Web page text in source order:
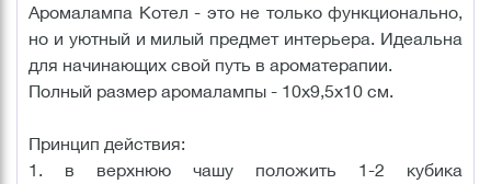
Аромалампа Котел - это не только функционально,
но и уютный и милый предмет интерьера. Идеальна
для начинающих свой путь в ароматерапии.
Полный размер аромалампы - 10х9,5х10 см.
Принцип действия:
1. в верхнюю чашу положить 1-2 кубика